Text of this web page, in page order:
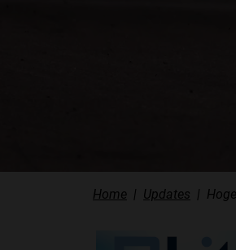
Home Updates